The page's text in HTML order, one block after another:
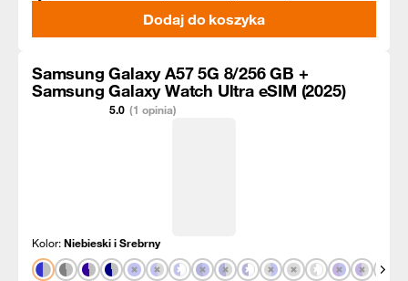
Dodaj do koszyka
Samsung Galaxy A57 5G 8/256 GB +
Samsung Galaxy Watch Ultra eSIM (2025)
5.0 (1 opinia)
Kolor:Niebieski i Srebrny